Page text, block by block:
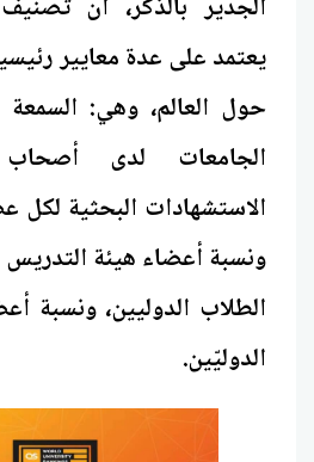
يعتمد على عدة معايير
حول العالم، وهي: السمعة
الجامعات لدى
الاستشهادات البحثية لكل
ونسبة أعضاء هيئة التدريس
الطلاب الدوليين، ونسبة
الدوليّين.